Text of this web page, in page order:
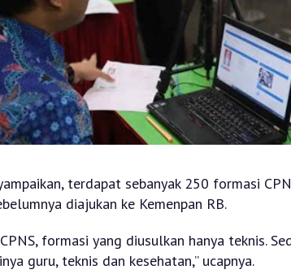
terdapat sebanyak 250 formasi
diajukan ke Kemenpan RB.
formasi yang diusulkan hanya teknis.
guru, teknis dan kesehatan,” ucapnya.